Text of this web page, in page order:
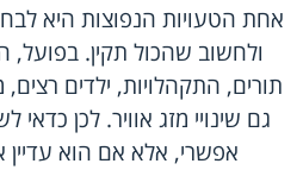
אחת הטעויות הנפוצות היא
ולחשוב שהכול תקין. בפועל,
תורים, התקהלויות, ילדים
גם שינויי מזג אוויר. לכן
אפשרי, אלא אם הוא